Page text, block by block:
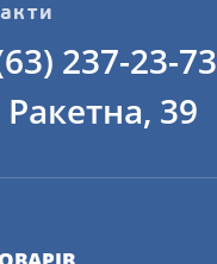
237-23-73
Ракетна, 39